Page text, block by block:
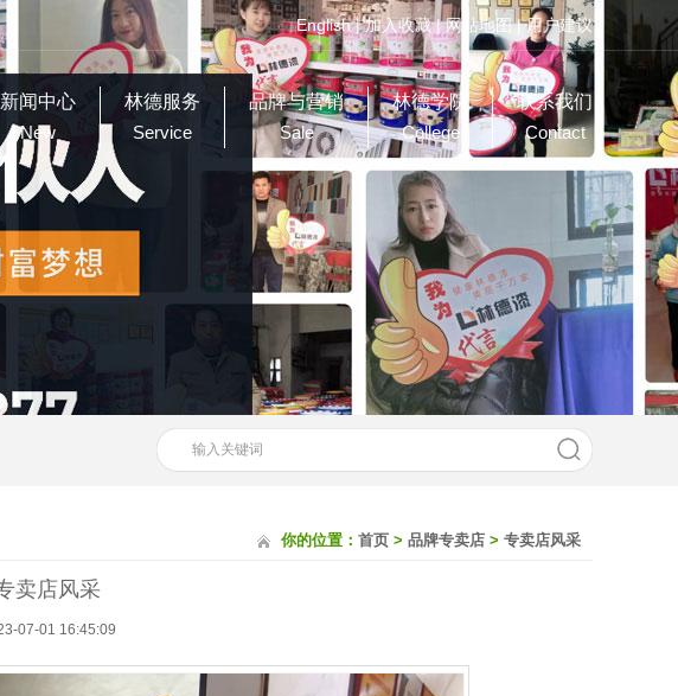
English|加入收藏 |网站地图|用户建议
新闻中心
New
林德服务
Service
品牌与营销
Sale
林德学院
College
联系我们
Contact
你的位置： 首页 > 品牌专卖店 > 专卖店风采
卖店风采
07-01 16:45:09